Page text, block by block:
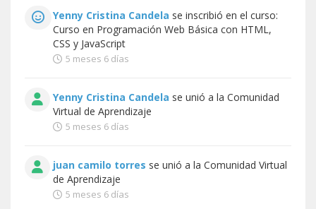
Yenny Cristina Candela se inscribió en el curso:
Curso en Programación Web Básica con HTML,
CSS y JavaScript
5 meses 6 días
Yenny Cristina Candela se unió a la Comunidad
Virtual de Aprendizaje
5 meses 6 días
juan camilo torres se unió a la Comunidad Virtual
de Aprendizaje
5 meses 6 días